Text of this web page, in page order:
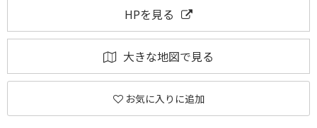
HPを見る
大きな地図で見る
お気に入りに追加